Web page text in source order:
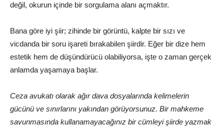
değil, okurun içinde bir sorgulama alanı açmaktır.
Bana göre iyi şiir; zihinde bir görüntü, kalpte bir sızı ve
vicdanda bir soru işareti bırakabilen şiirdir. Eğer bir dize hem
estetik hem de düşündürücü olabiliyorsa, işte o zaman gerçek
anlamda yaşamaya başlar.
Ceza avukatı olarak ağır dava dosyalarında kelimelerin
gücünü ve sınırlarını yakından görüyorsunuz. Bir mahkeme
savunmasında kullanamayacağınız bir cümleyi şiirde yazmak